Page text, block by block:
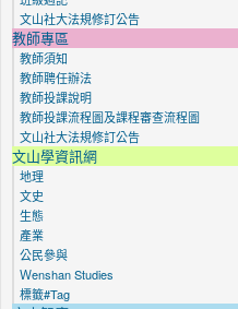
文山社大法規修訂公告
教師專區
教師須知
教師聘任辦法
教師投課說明
教師投課流程圖及課程審查流程圖
文山社大法規修訂公告
文山學資訊網
地理
文史
生態
產業
公民參與
Ｗenshan Studies
標籤#Tag